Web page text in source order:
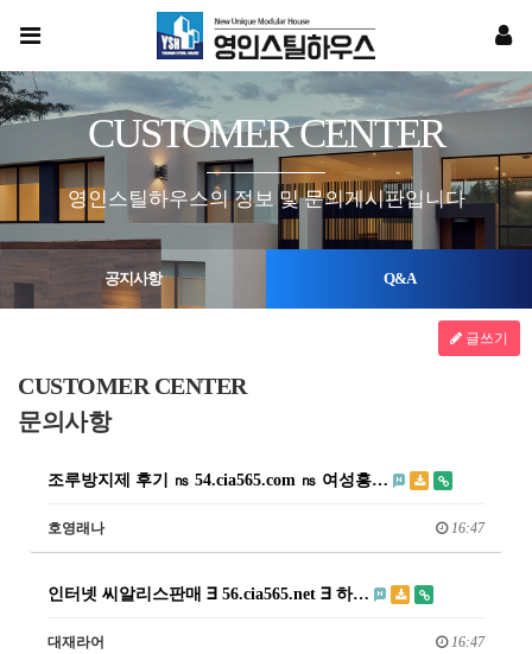
CUSTOMER CENTER
영인스틸하우스의 정보 및 문의게시판입니다
공지사항 Q&A
CUSTOMER CENTER
문의사항
글쓰기
조루방지제 후기 ㎱ 54.cia565.com ㎱ 여성흥…
호영래나 16:47
인터넷 씨알리스판매 ∃ 56.cia565.net ∃ 하…
대재라어 16:47